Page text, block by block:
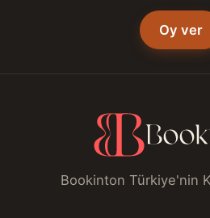
Oy ver
Bookinton Türkiye'nin